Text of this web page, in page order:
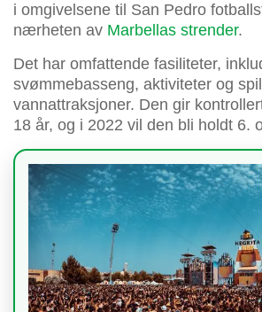
i omgivelsene til San Pedro
nærheten av Marbellas strender.
Det har omfattende fasiliteter,
svømmebasseng, aktiviteter og
vannattraksjoner. Den gir
18 år, og i 2022 vil den bli holdt 6.